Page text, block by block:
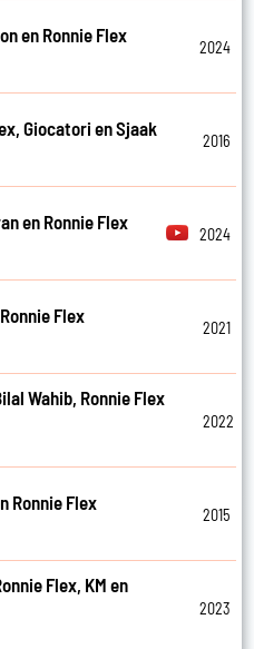
en Ronnie Flex
2024
Giocatori en Sjaak
2016
en Ronnie Flex
2024
Flex
2021
Wahib, Ronnie Flex
2022
Ronnie Flex
2015
Flex, KM en
2023